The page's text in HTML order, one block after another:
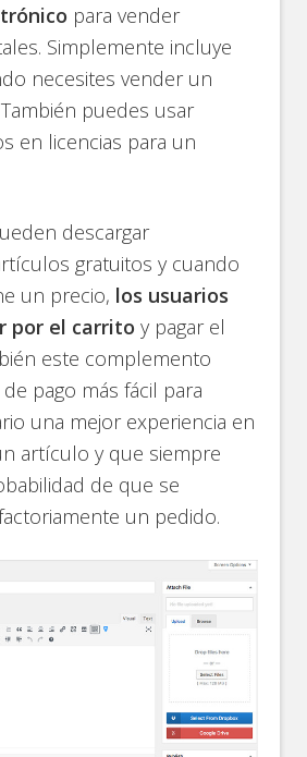
para vender
Simplemente incluye
necesites vender un
puedes usar
​​en licencias para un
descargar
gratuitos y cuando
un precio, los usuarios
por el carrito y pagar el
este complemento
pago más fácil para
una mejor experiencia en
artículo y que siempre
de que se
un pedido.